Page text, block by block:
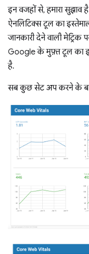
इन वजहों से, हमारा सुझाव
ऐनलिटिक्स टूल का
जानकारी देने वाली मेट्रिक
Google के मुफ़्त टूल का
है.
सब कुछ सेट अप करने के